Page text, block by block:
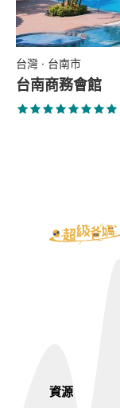
台灣 · 台南市
台南商務會館
資源